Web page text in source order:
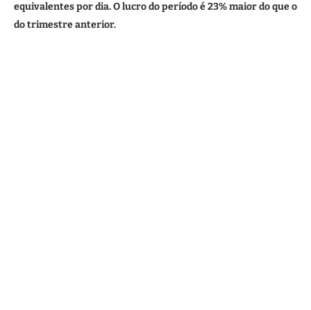
equivalentes por dia. O lucro do período é 23% maior do que o
do trimestre anterior.